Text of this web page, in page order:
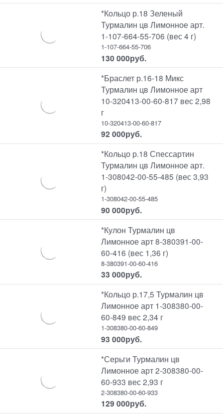
*Кольцо р.18 Зеленый
Турмалин цв Лимонное арт.
1-107-664-55-706 (вес 4 г)
1-107-664-55-706
130 000руб.
*Браслет р.16-18 Микс
Турмалин цв Лимонное арт
10-320413-00-60-817 вес 2,98
г
10-320413-00-60-817
92 000руб.
*Кольцо р.18 Спессартин
Турмалин цв Лимонное арт.
1-308042-00-55-485 (вес 3,93
г)
1-308042-00-55-485
90 000руб.
*Кулон Турмалин цв
Лимонное арт 8-380391-00-
60-416 (вес 1,36 г)
8-380391-00-60-416
33 000руб.
*Кольцо р.17,5 Турмалин цв
Лимонное арт 1-308380-00-
60-849 вес 2,34 г
1-308380-00-60-849
93 000руб.
*Серьги Турмалин цв
Лимонное арт 2-308380-00-
60-933 вес 2,93 г
2-308380-00-60-933
129 000руб.